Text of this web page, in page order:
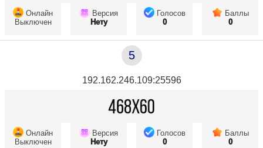
Онлайн
Выключен
Версия
Нету
Голосов
0
Баллы
0
5
192.162.246.109:25596
Онлайн
Выключен
Версия
Нету
Голосов
0
Баллы
0